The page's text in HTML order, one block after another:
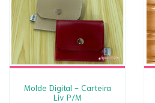
Molde Digital - Carteira
Liv P/M